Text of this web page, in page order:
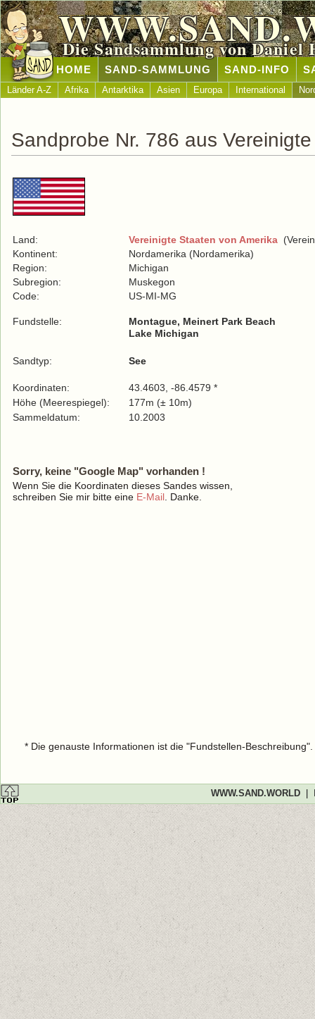
Die Sandsammlung von Daniel
HOME SAND-SAMMLUNG SAND-INFO
Länder A-Z Afrika Antarktika Asien Europa International
Sandprobe Nr. 786 aus
Land: Vereinigte Staaten von Amerika
Kontinent:
Nordamerika (Nordamerika)
Region:
Michigan
Subregion:
Muskegon
Code:
US-MI-MG
Fundstelle:
Montague, Meinert Park Beach
Lake Michigan
Sandtyp: See
Koordinaten:
43.4603, -86.4579 *
Höhe (Meerespiegel):
177m (± 10m)
Sammeldatum:
10.2003
Sorry, keine "Google Map" vorhanden !
Wenn Sie die Koordinaten dieses Sandes wissen,
schreiben Sie mir bitte eine E-Mail . Danke.
* Die genauste Informationen ist die "Fundstellen-
WWW.SAND.WORLD|